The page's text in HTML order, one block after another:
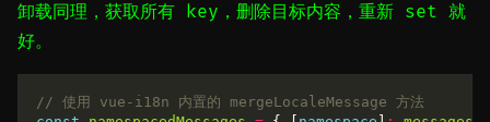
卸载同理，获取所有 key，删除目标内容，重新 set 就
好。